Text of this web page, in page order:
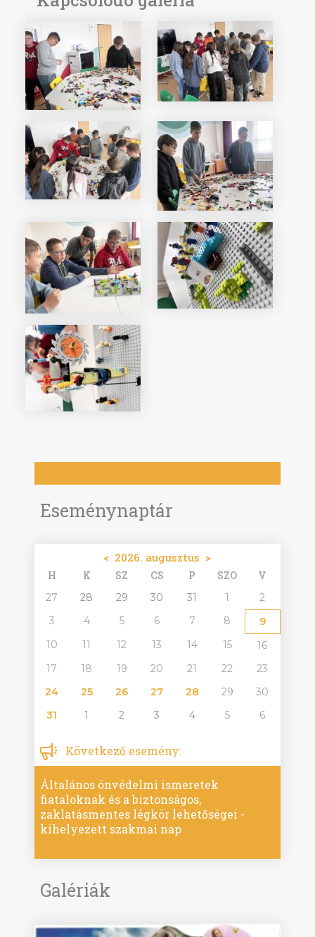
Eseménynaptár
< 2026. augusztus >
H K SZ CS P SZO V
27 28 29 30 31 1
2
3
4 5 6 7 8
9
10
11 12 13 14 15
16
17
18 19 20 21 22
23
24
25 26 27 28 29
30
31
1 2 3 4 5 6
Következő esemény:
Általános önvédelmi ismeretek
fiataloknak és a biztonságos,
zaklatásmentes légkör lehetőségei -
kihelyezett szakmai nap
Galériák